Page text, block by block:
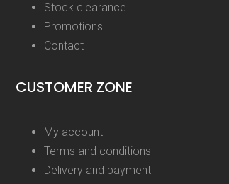
Stock clearance
Promotions
Contact
CUSTOMER ZONE
My account
Terms and conditions
Delivery and payment